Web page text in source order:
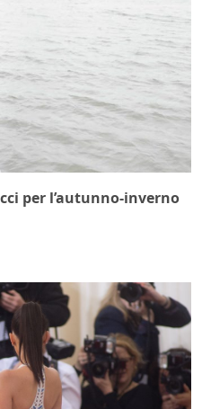
per l’autunno-inverno